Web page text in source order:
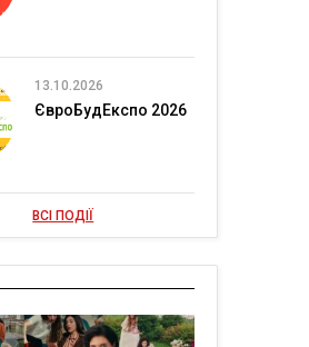
13.10.2026
ЄвроБудЕкспо 2026
ВСІ ПОДІЇ